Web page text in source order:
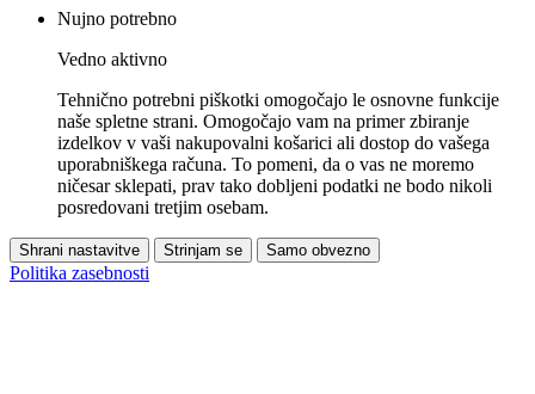
Nujno potrebno
Vedno aktivno
Tehnično potrebni piškotki omogočajo le osnovne funkcije
naše spletne strani. Omogočajo vam na primer zbiranje
izdelkov v vaši nakupovalni košarici ali dostop do vašega
uporabniškega računa. To pomeni, da o vas ne moremo
ničesar sklepati, prav tako dobljeni podatki ne bodo nikoli
posredovani tretjim osebam.
Shrani nastavitve Strinjam se Samo obvezno
Politika zasebnosti